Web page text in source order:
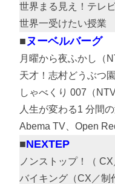
世界まる見え！テレ
世界一受けたい授業
ヌーベルバーグ
月曜から夜ふかし（
天才！志村どうぶつ
しゃべくり 007（
人生が変わる1 分間
Abema TV、Open
NEXTEP
ノンストップ！（ CX
バイキング（CX／制